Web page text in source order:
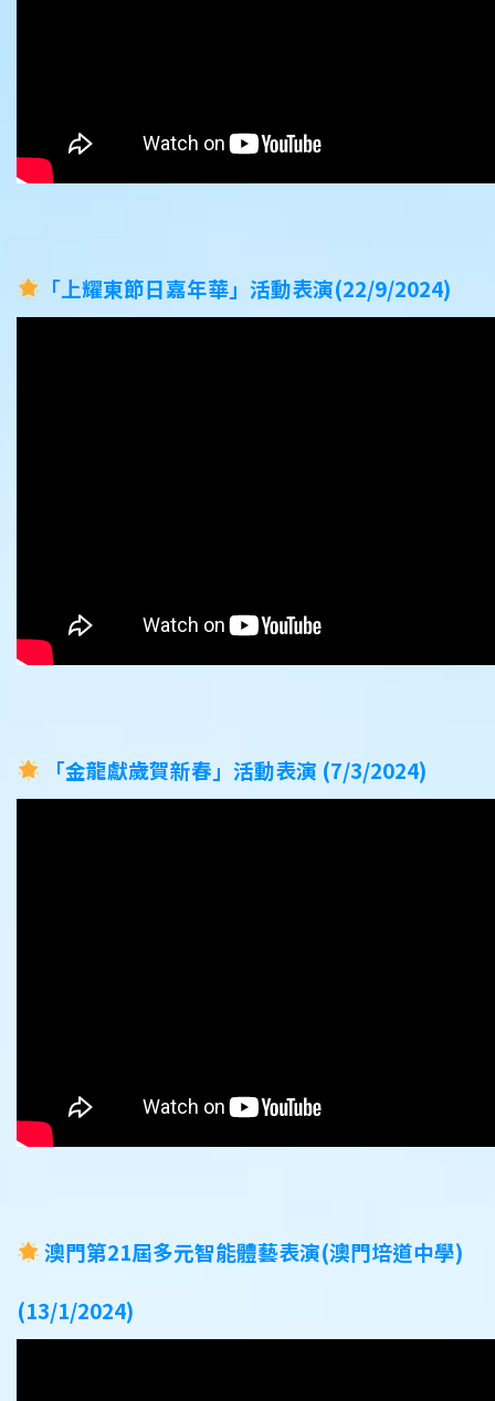
「上耀東節日嘉年華」活動表演(22/9/2024)
「金龍獻歲賀新春」活動表演 (7/3/2024)
澳門第21屆多元智能體藝表演(澳門培道中學)
(13/1/2024)